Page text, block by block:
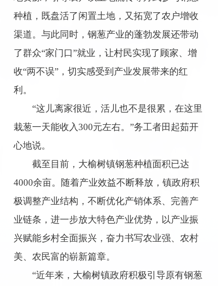
种植，既盘活了闲置土地，又拓宽了农户增收
渠道。与此同时，钢葱产业的蓬勃发展还带动
了群众“家门口”就业，让村民实现了顾家、增
收“两不误”，切实感受到产业发展带来的红
利。
“这儿离家很近，活儿也不是很累，在这里
栽葱一天能收入300元左右。”务工者田起茹开
心地说。
截至目前，大榆树镇钢葱种植面积已达
4000余亩。随着产业效益不断释放，镇政府积
极调整产业结构，不断优化产销体系、完善产
业链条，进一步放大特色产业优势，以产业振
兴赋能乡村全面振兴，奋力书写农业强、农村
美、农民富的崭新篇章。
“近年来，大榆树镇政府积极引导原有钢葱